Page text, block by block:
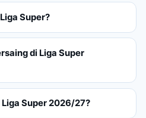
Super?
di Liga Super
Super 2026/27?